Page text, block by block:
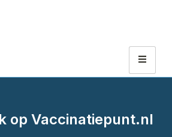
op Vaccinatiepunt.nl